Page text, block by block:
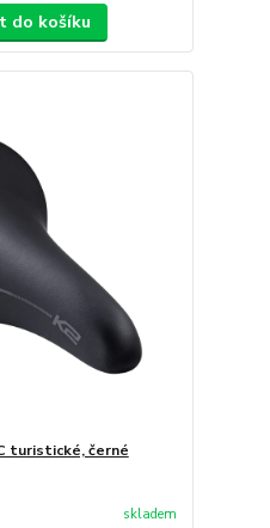
do košíku
turistické, černé
skladem